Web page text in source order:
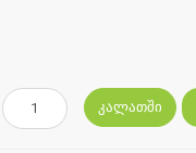
ᲙᲐᲚᲐᲗᲨᲘ